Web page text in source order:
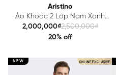
Aristino
Áo Khoác 2 Lớp Nam Xanh
Rêu Aristino Regular Fit
AJK601EDP01
2,000,000₫2,500,000₫
20% off
NEW